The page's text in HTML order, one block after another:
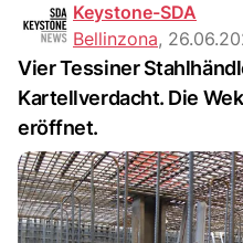
Keystone-SDA
Bellinzona,
Vier Tessiner
Kartellverdacht. Die
eröffnet.